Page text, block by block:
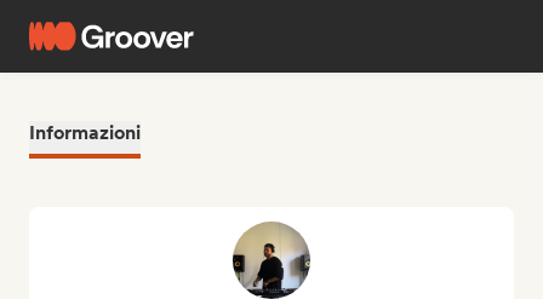
Informazioni